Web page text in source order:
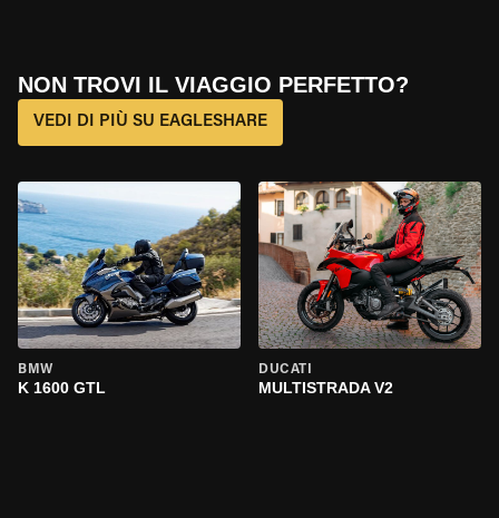
NON TROVI IL VIAGGIO PERFETTO?
VEDI DI PIÙ SU EAGLESHARE
BMW
K 1600 GTL
DUCATI
MULTISTRADA V2